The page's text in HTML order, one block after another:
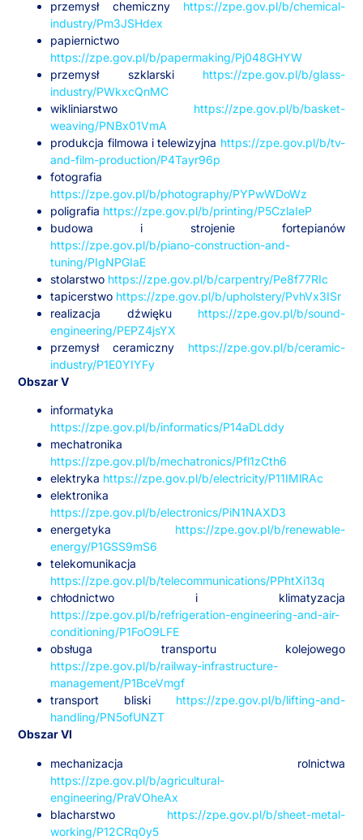
przemysł chemiczny https://zpe.gov.pl/b/chemical-
industry/Pm3JSHdex
papiernictwo
https://zpe.gov.pl/b/papermaking/Pj048GHYW
przemysł szklarski https://zpe.gov.pl/b/glass-
industry/PWkxcQnMC
wikliniarstwo https://zpe.gov.pl/b/basket-
weaving/PNBx01VmA
produkcja filmowa i telewizyjna https://zpe.gov.pl/b/tv-
and-film-production/P4Tayr96p
fotografia
https://zpe.gov.pl/b/photography/PYPwWDoWz
poligrafia https://zpe.gov.pl/b/printing/P5CzlaIeP
budowa i strojenie fortepianów
https://zpe.gov.pl/b/piano-construction-and-
tuning/PIgNPGIaE
stolarstwo https://zpe.gov.pl/b/carpentry/Pe8f77RIc
tapicerstwo https://zpe.gov.pl/b/upholstery/PvhVx3ISr
realizacja dźwięku
https://zpe.gov.pl/b/sound-
engineering/PEPZ4jsYX
przemysł ceramiczny https://zpe.gov.pl/b/ceramic-
industry/P1E0YIYFy
Obszar V
informatyka
https://zpe.gov.pl/b/informatics/P14aDLddy
mechatronika
https://zpe.gov.pl/b/mechatronics/Pfl1zCth6
elektryka https://zpe.gov.pl/b/electricity/P11IMlRAc
elektronika
https://zpe.gov.pl/b/electronics/PiN1NAXD3
energetyka
https://zpe.gov.pl/b/renewable-
energy/P1GSS9mS6
telekomunikacja
https://zpe.gov.pl/b/telecommunications/PPhtXi13q
chłodnictwo i klimatyzacja
https://zpe.gov.pl/b/refrigeration-engineering-and-air-
conditioning/P1FoO9LFE
obsługa transportu kolejowego
https://zpe.gov.pl/b/railway-infrastructure-
management/P1BceVmgf
transport bliski https://zpe.gov.pl/b/lifting-and-
handling/PN5ofUNZT
Obszar VI
mechanizacja rolnictwa
https://zpe.gov.pl/b/agricultural-
engineering/PraVOheAx
blacharstwo https://zpe.gov.pl/b/sheet-metal-
working/P12CRq0y5